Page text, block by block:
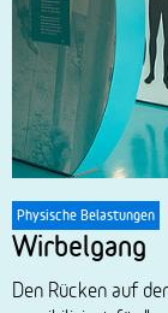
Physische Belastungen
Wirbelgang
Den Rücken auf